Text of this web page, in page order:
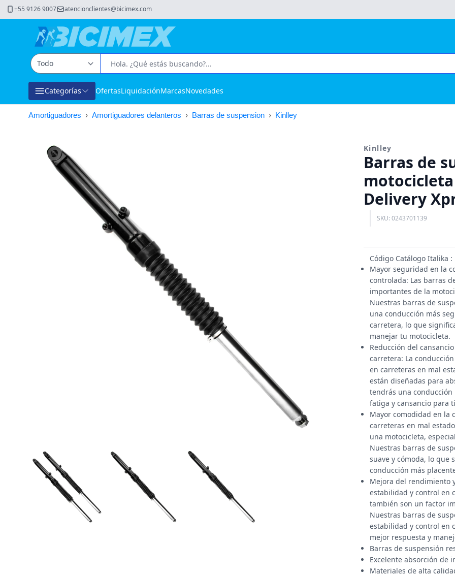
+55 9126 9007 atencionclientes@bicimex.com
Categorías OfertasLiquidaciónMarcasNovedades
Amortiguadores › Amortiguadores delanteros › Barras de suspension › Kinlley
Kinlley
Barras de
motocicleta
Delivery
SKU: 0243701139
Código Catálogo Italika :
Mayor seguridad en la
controlada: Las barras
importantes de la
Nuestras barras de
una conducción más
carretera, lo que
manejar tu motocicleta.
Reducción del
carretera: La
en carreteras en mal
están diseñadas para
tendrás una conducción
fatiga y cansancio para
Mayor comodidad en la
carreteras en mal
una motocicleta,
Nuestras barras de
suave y cómoda, lo
conducción más
Mejora del rendimiento
estabilidad y control en
también son un factor
Nuestras barras de
estabilidad y control en
mejor respuesta y
Barras de suspensión
Excelente absorción de
Materiales de alta